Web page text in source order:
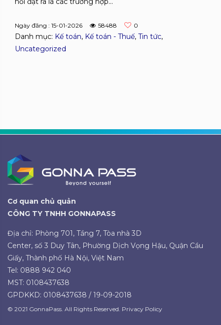
Ngày đăng : 15-01-2026 58488 0
Danh mục: Kế toán, Kế toán - Thuế, Tin tức,
Uncategorized
Cơ quan chủ quản
CÔNG TY TNHH GONNAPASS
Địa chỉ: Phòng 701, Tầng 7, Tòa nhà 3D
Center, số 3 Duy Tân, Phường Dịch Vọng Hậu, Quận Cầu
Giấy, Thành phố Hà Nội, Việt Nam
Tel: 0888 942 040
MST: 0108437638
GPDKKD: 0108437638 / 19-09-2018
© 2021 GonnaPass. All Rights Reserved. Privacy Policy